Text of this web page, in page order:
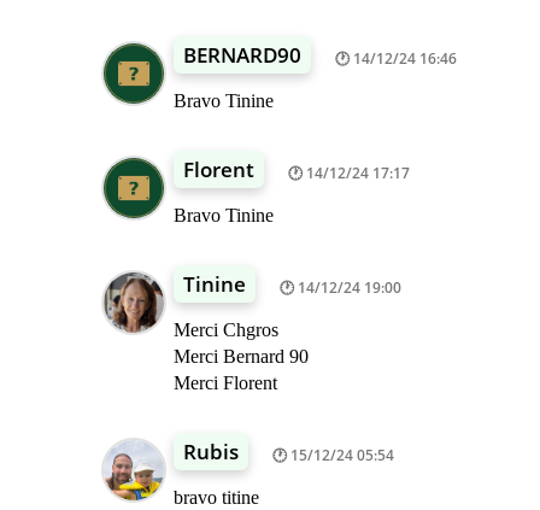
BERNARD90 14/12/24 16:46
Bravo Tinine
Florent 14/12/24 17:17
Bravo Tinine
Tinine 14/12/24 19:00
Merci Chgros
Merci Bernard 90
Merci Florent
Rubis 15/12/24 05:54
bravo titine